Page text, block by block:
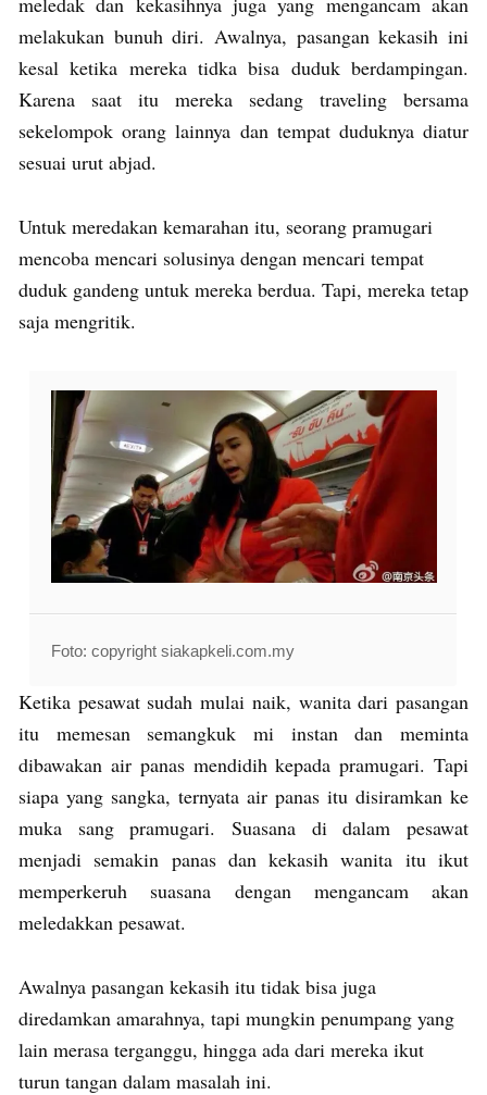
melakukan bunuh diri. Awalnya, pasangan kekasih ini
kesal ketika mereka tidka bisa duduk berdampingan.
Karena saat itu mereka sedang traveling bersama
sekelompok orang lainnya dan tempat duduknya diatur
sesuai urut abjad.
Untuk meredakan kemarahan itu, seorang pramugari
mencoba mencari solusinya dengan mencari tempat
duduk gandeng untuk mereka berdua. Tapi, mereka tetap
saja mengritik.
Foto: copyright siakapkeli.com.my
Ketika pesawat sudah mulai naik, wanita dari pasangan
itu memesan semangkuk mi instan dan meminta
dibawakan air panas mendidih kepada pramugari. Tapi
siapa yang sangka, ternyata air panas itu disiramkan ke
muka sang pramugari. Suasana di dalam pesawat
menjadi semakin panas dan kekasih wanita itu ikut
memperkeruh suasana dengan mengancam akan
meledakkan pesawat.
Awalnya pasangan kekasih itu tidak bisa juga
diredamkan amarahnya, tapi mungkin penumpang yang
lain merasa terganggu, hingga ada dari mereka ikut
turun tangan dalam masalah ini.